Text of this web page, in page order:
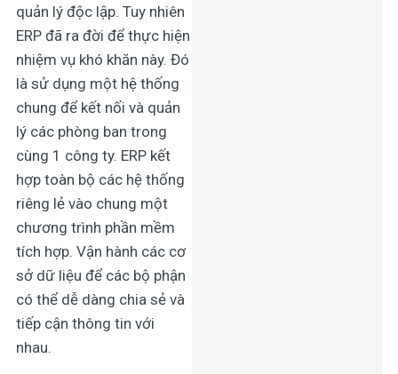
quản lý độc lập. Tuy nhiên
ERP đã ra đời để thực hiện
nhiệm vụ khó khăn này. Đó
là sử dụng một hệ thống
chung để kết nối và quản
lý các phòng ban trong
cùng 1 công ty. ERP kết
hợp toàn bộ các hệ thống
riêng lẻ vào chung một
chương trình phần mềm
tích hợp. Vận hành các cơ
sở dữ liệu để các bộ phận
có thể dễ dàng chia sẻ và
tiếp cận thông tin với
nhau.